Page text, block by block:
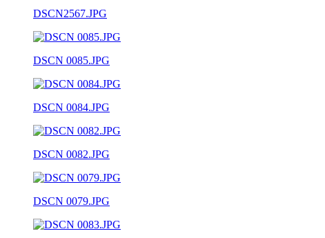
DSCN2567.JPG
DSCN 0085.JPG
DSCN 0084.JPG
DSCN 0082.JPG
DSCN 0079.JPG